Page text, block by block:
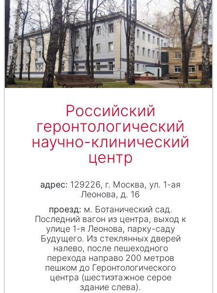
Российский
геронтологический
научно-клинический
центр
129226, г. Москва, ул. 1-ая
Леонова, д. 16
проезд: м. Ботанический сад.
Последний вагон из центра, выход к
улице 1-я Леонова, парку-саду
Будущего. Из стеклянных дверей
налево, после пешеходного
перехода направо 200 метров
пешком до Геронтологического
центра (шестиэтажное серое
здание слева).